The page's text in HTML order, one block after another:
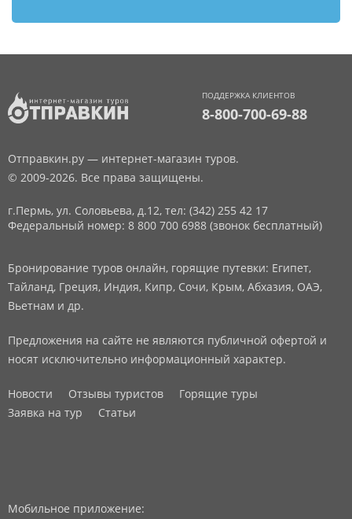
ПОДДЕРЖКА КЛИЕНТОВ
8-800-700-69-88
Отправкин.ру — интернет-магазин туров.
© 2009-2026. Все права защищены.
г.Пермь, ул. Соловьева, д.12, тел: (342) 255 42 17
Федеральный номер: 8 800 700 6988 (звонок бесплатный)
Бронирование туров онлайн, горящие путевки: Египет,
Тайланд, Греция, Индия, Кипр, Сочи, Крым, Абхазия, ОАЭ,
Вьетнам и др.
Предложения на сайте не являются публичной офертой и
носят исключительно информационный характер.
Новости Отзывы туристов
Горящие туры
Заявка на тур
Статьи
Мобильное приложение: